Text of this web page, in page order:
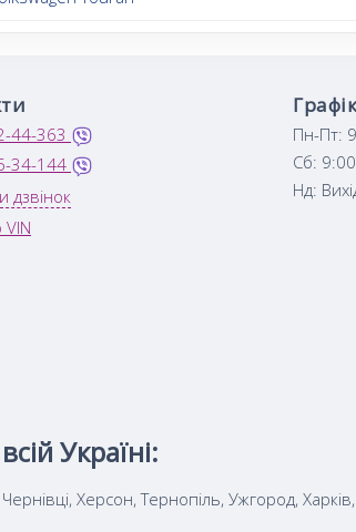
44-363
34-144
дзвінок
Пн-Пт:
Сб:
Нд:
Україні:
Херсон, Тернопіль, Ужгород,